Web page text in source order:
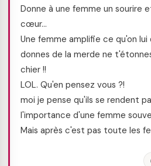
Donne à une femme un sourire
cœur…
Une femme amplifie ce qu'on lui
donnes de la merde ne
chier !!
LOL. Qu'en pensez vous ?!
moi je pense qu'ils se rendent
l'importance d'une femme
Mais après c'est pas toute les